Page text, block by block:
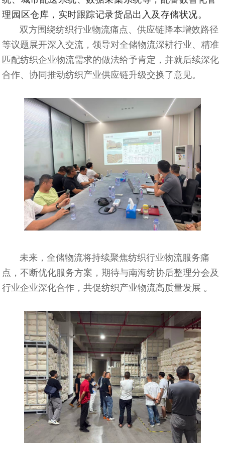
理园区仓库，实时跟踪记录货品出入及存储状况。
双方围绕纺织行业物流痛点、供应链降本增效路径
等议题展开深入交流，领导对全储物流深耕行业、精准
匹配纺织企业物流需求的做法给予肯定，并就后续深化
合作、协同推动纺织产业供应链升级交换了意见。
未来，全储物流将持续聚焦纺织行业物流服务痛
点，不断优化服务方案，期待与南海纺协后整理分会及
行业企业深化合作，共促纺织产业物流高质量发展 。